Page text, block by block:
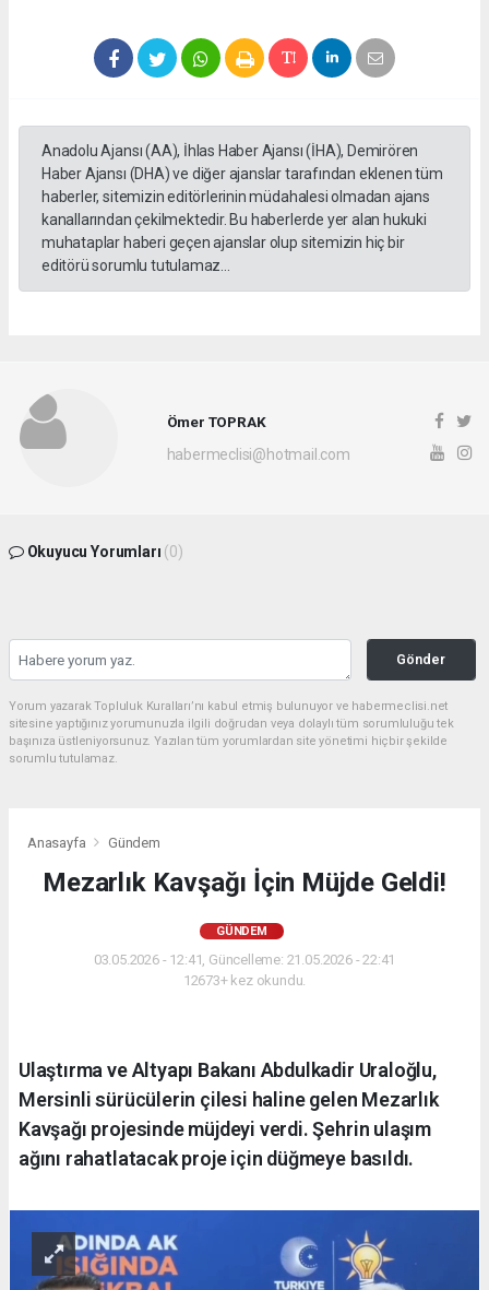
Anadolu Ajansı (AA), İhlas Haber Ajansı (İHA), Demirören
Haber Ajansı (DHA) ve diğer ajanslar tarafından eklenen tüm
haberler, sitemizin editörlerinin müdahalesi olmadan ajans
kanallarından çekilmektedir. Bu haberlerde yer alan hukuki
muhataplar haberi geçen ajanslar olup sitemizin hiç bir
editörü sorumlu tutulamaz...
Ömer TOPRAK
habermeclisi@hotmail.com
Okuyucu Yorumları (0)
Gönder
Yorum yazarak Topluluk Kuralları’nı kabul etmiş bulunuyor ve habermeclisi.net
sitesine yaptığınız yorumunuzla ilgili doğrudan veya dolaylı tüm sorumluluğu tek
başınıza üstleniyorsunuz. Yazılan tüm yorumlardan site yönetimi hiçbir şekilde
sorumlu tutulamaz.
Anasayfa Gündem
Mezarlık Kavşağı İçin Müjde Geldi!
GÜNDEM
03.05.2026 - 12:41, Güncelleme: 21.05.2026 - 22:41
12673+ kez okundu.
Ulaştırma ve Altyapı Bakanı Abdulkadir Uraloğlu,
Mersinli sürücülerin çilesi haline gelen Mezarlık
Kavşağı projesinde müjdeyi verdi. Şehrin ulaşım
ağını rahatlatacak proje için düğmeye basıldı.